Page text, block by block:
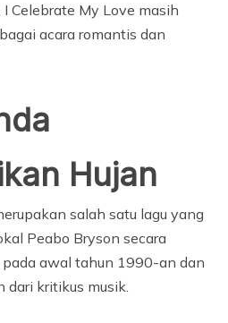
Celebrate My Love masih
acara romantis dan
Hujan
salah satu lagu yang
Peabo Bryson secara
pada awal tahun 1990-an dan
dari kritikus musik.